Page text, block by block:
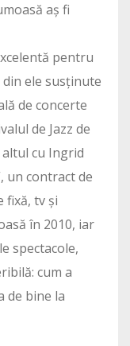
aș fi
pentru
ele susținute
de concerte
de Jazz de
altul cu Ingrid
un contract de
fixă, tv și
în 2010, iar
spectacole,
cum a
de bine la